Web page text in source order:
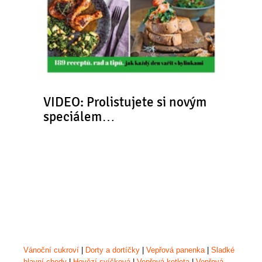
VIDEO: Prolistujete si novým
speciálem…
Vánoční cukroví Dorty a dortíčky Vepřová panenka| Sladké